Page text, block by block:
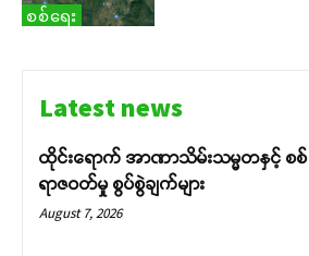
စစ်ရေး
Latest news
ထိုင်းရောက် အာဏာသိမ်းသမ္မတနှင့် စစ်
ရာဇဝတ်မှု စွပ်စွဲချက်များ
August 7, 2026